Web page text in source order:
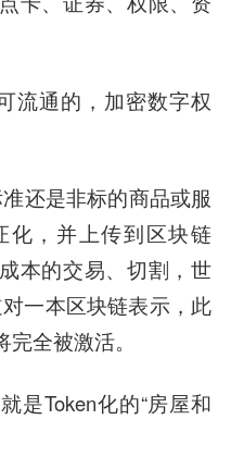
流通的，加密数字权
还是非标的商品或服
化，并上传到区块链
本的交易、切割，世
一本区块链表示，此
全被激活。
Token化的“房屋和